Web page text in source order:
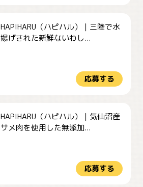
HAPIHARU（ハピハル）｜三陸で水
揚げされた新鮮ないわし...
応募する
HAPIHARU（ハピハル）｜気仙沼産
サメ肉を使用した無添加...
応募する